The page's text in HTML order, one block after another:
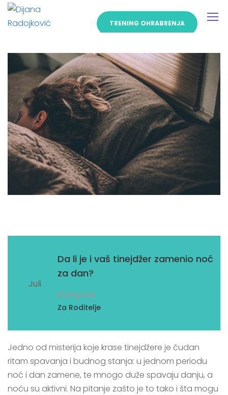
TRENING OHRABRENJA
Juli
Da li je i vaš tinejdžer zamenio noć
za dan?
Kategorije
Za Roditelje
Jedno od misterija koje krase tinejdžere je čudan
ritam spavanja i budnog stanja: u jednom periodu
noć i dan zamene, te mnogo duže spavaju danju, a
noću su aktivni. Na pitanje zašto je to tako i šta mogu